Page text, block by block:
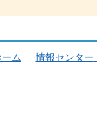
ーム 情報センター